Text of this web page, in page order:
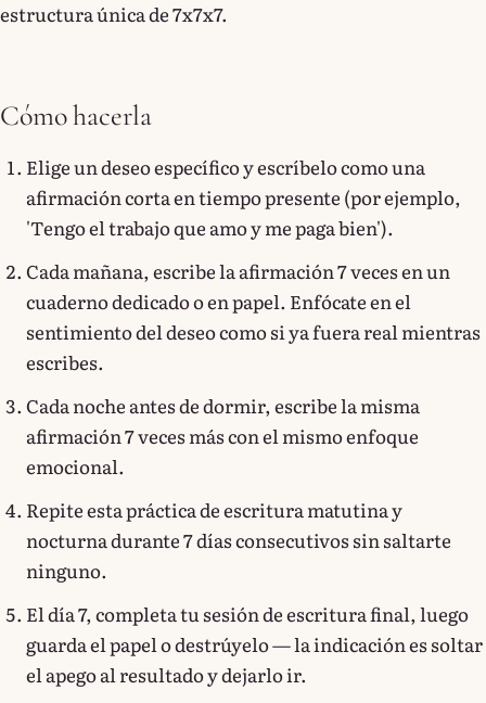
estructura única de 7x7x7.
Cómo hacerla
Elige un deseo específico y escríbelo como una
afirmación corta en tiempo presente (por ejemplo,
'Tengo el trabajo que amo y me paga bien').
Cada mañana, escribe la afirmación 7 veces en un
cuaderno dedicado o en papel. Enfócate en el
sentimiento del deseo como si ya fuera real mientras
escribes.
Cada noche antes de dormir, escribe la misma
afirmación 7 veces más con el mismo enfoque
emocional.
Repite esta práctica de escritura matutina y
nocturna durante 7 días consecutivos sin saltarte
ninguno.
El día 7, completa tu sesión de escritura final, luego
guarda el papel o destrúyelo — la indicación es soltar
el apego al resultado y dejarlo ir.